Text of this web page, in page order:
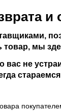
и
товар, мы
вас не